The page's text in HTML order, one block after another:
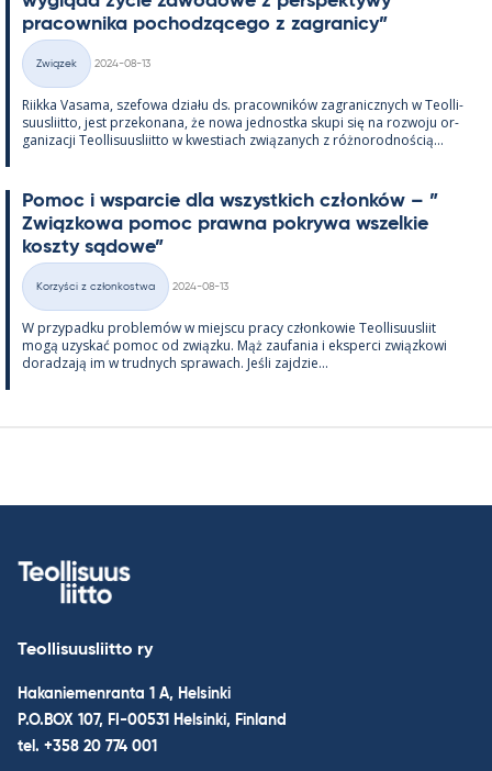
pracow­nika poc­hodzącego z za­gra­nicy”
Kategorie
Związek
2024-08-13
Riikka Va­sama, sze­fowa działu ds. pracow­ników za­gra­nicz­nych w Teol­li­
suus­liitto, jest prze­ko­nana, że nowa jed­nostka skupi się na rozwoju or­
ga­nizacji Teol­li­suus­liitto w kwes­tiach związa­nych z róż­no­rod­nością...
Po­moc i ws­parcie dla wszyst­kich członków – ”
Związ­kowa po­moc prawna pok­rywa wszel­kie
koszty są­dowe”
Kategorie
Korzyści z członkostwa
2024-08-13
W przy­padku problemów w miejscu pracy człon­kowie Teol­li­suus­liit
mogą uzys­kać po­moc od związku. Mąż zau­fa­nia i eks­perci związ­kowi
do­radzają im w trud­nych sprawach. Jeśli zajdzie...
Teollisuusliitto ry
Hakaniemenranta 1 A, Helsinki
P.O.BOX 107, FI-00531 Helsinki, Finland
tel. +358 20 774 001